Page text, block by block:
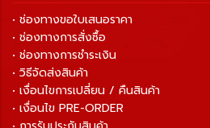
• ช่องทางขอใบเสนอราคา
• ช่องทางการสั่งซื้อ
• ช่องทางการชำระเงิน
• วิธีจัดส่งสินค้า
• เงื่อนไขการเปลี่ยน / คืนสินค้า
• เงื่อนไข PRE-ORDER